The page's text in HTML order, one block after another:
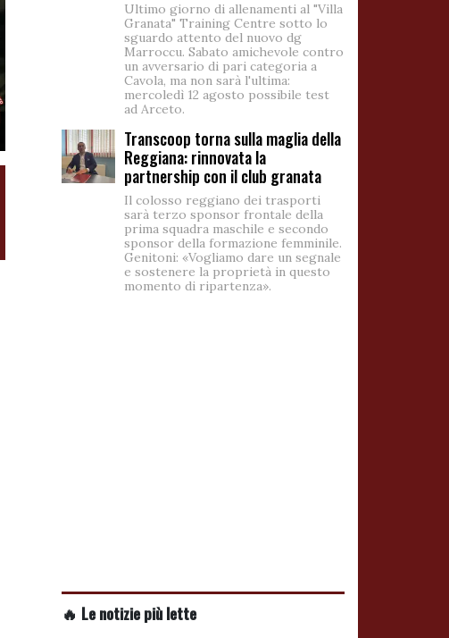
Ultimo giorno di allenamenti al "Villa
Granata" Training Centre sotto lo
sguardo attento del nuovo dg
Marroccu. Sabato amichevole contro
un avversario di pari categoria a
Cavola, ma non sarà l'ultima:
mercoledì 12 agosto possibile test
ad Arceto.
Transcoop torna sulla maglia della
Reggiana: rinnovata la
partnership con il club granata
Il colosso reggiano dei trasporti
sarà terzo sponsor frontale della
prima squadra maschile e secondo
sponsor della formazione femminile.
Genitoni: «Vogliamo dare un segnale
e sostenere la proprietà in questo
momento di ripartenza».
🔥 Le notizie più lette